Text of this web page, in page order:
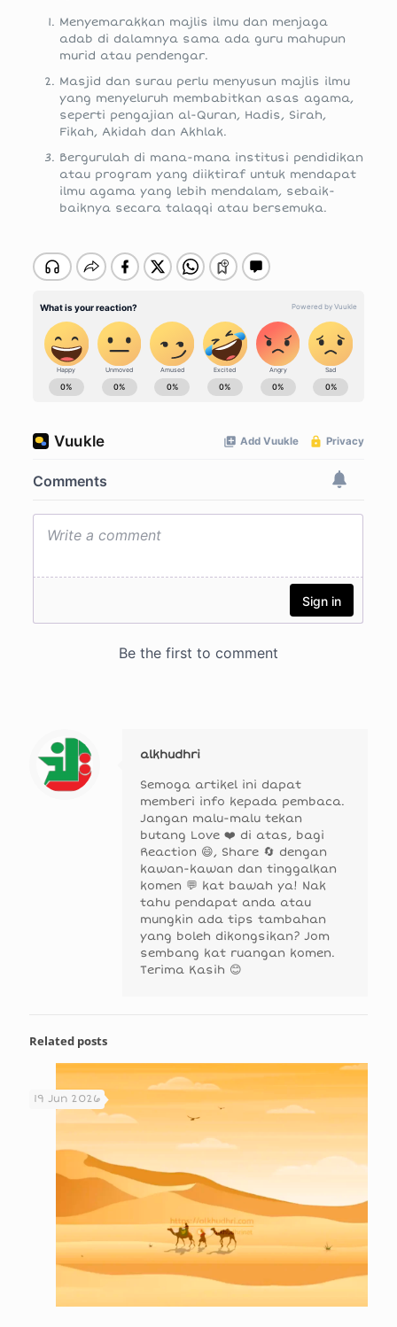
Menyemarakkan majlis ilmu dan menjaga
adab di dalamnya sama ada guru mahupun
murid atau pendengar.
Masjid dan surau perlu menyusun majlis ilmu
yang menyeluruh membabitkan asas agama,
seperti pengajian al-Quran, Hadis, Sirah,
Fikah, Akidah dan Akhlak.
Bergurulah di mana-mana institusi pendidikan
atau program yang diiktiraf untuk mendapat
ilmu agama yang lebih mendalam, sebaik-
baiknya secara talaqqi atau bersemuka.
alkhudhri
Semoga artikel ini dapat
memberi info kepada pembaca.
Jangan malu-malu tekan
butang Love ❤️ di atas, bagi
Reaction 😄, Share 🔄 dengan
kawan-kawan dan tinggalkan
komen 💬 kat bawah ya! Nak
tahu pendapat anda atau
mungkin ada tips tambahan
yang boleh dikongsikan? Jom
sembang kat ruangan komen.
Terima Kasih 😊
Related posts
19 Jun 2026